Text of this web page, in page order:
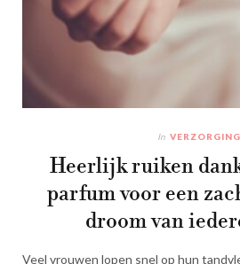
In VERZORGING
Heerlijk ruiken
parfum voor een
droom van
Veel vrouwen lopen snel op hun